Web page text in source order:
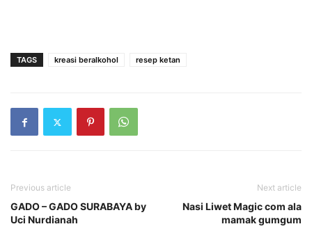
TAGS kreasi beralkohol resep ketan
Previous article
GADO – GADO SURABAYA by
Uci Nurdianah
Next article
Nasi Liwet Magic com ala
mamak gumgum